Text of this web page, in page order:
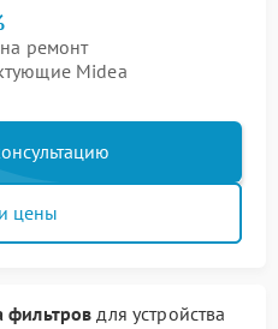
ремонт
Midea
цены
фильтров для устройства